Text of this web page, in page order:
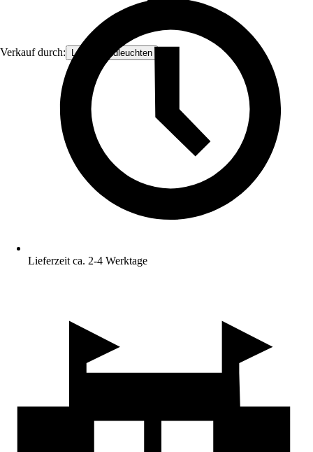
Verkauf durch: Lampenundleuchten
Lieferzeit ca. 2-4 Werktage